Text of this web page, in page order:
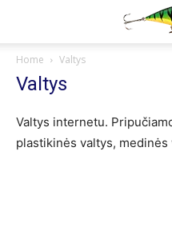
Home Valtys
Valtys
Valtys internetu.
plastikinės valtys, medinės